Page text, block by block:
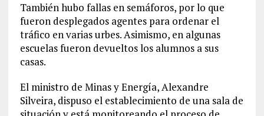
También hubo fallas en semáforos, por lo que
fueron desplegados agentes para ordenar el
tráfico en varias urbes. Asimismo, en algunas
escuelas fueron devueltos los alumnos a sus
casas.
El ministro de Minas y Energía, Alexandre
Silveira, dispuso el establecimiento de una sala de